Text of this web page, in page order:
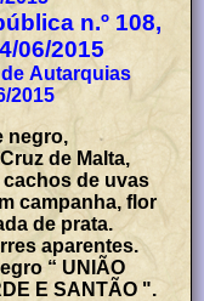
n.º 108,
06/2015
Autarquias
2015
negro,
de Malta,
de uvas
campanha, flor
de prata.
aparentes.
“ UNIÃO
E SANTÃO ".